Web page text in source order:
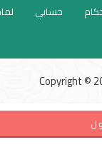
حسابي
Copyright ©